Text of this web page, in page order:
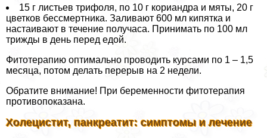
15 г листьев трифоля, по 10 г кориандра и мяты, 20 г
цветков бессмертника. Заливают 600 мл кипятка и
настаивают в течение получаса. Принимать по 100 мл
трижды в день перед едой.
Фитотерапию оптимально проводить курсами по 1 – 1,5
месяца, потом делать перерыв на 2 недели.
Обратите внимание! При беременности фитотерапия
противопоказана.
Холецистит, панкреатит: симптомы и лечение